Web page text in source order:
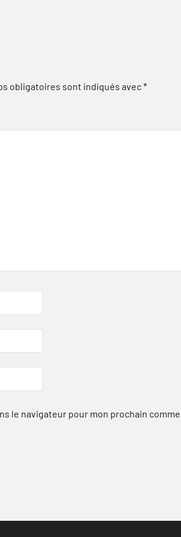
obligatoires sont indiqués avec*
le navigateur pour mon prochain